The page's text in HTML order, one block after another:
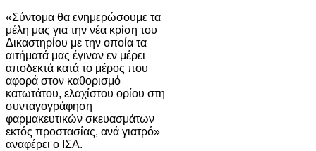
«Σύντομα θα ενημερώσουμε τα
μέλη μας για την νέα κρίση του
Δικαστηρίου με την οποία τα
αιτήματά μας έγιναν εν μέρει
αποδεκτά κατά το μέρος που
αφορά στον καθορισμό
κατωτάτου, ελαχίστου ορίου στη
συνταγογράφηση
φαρμακευτικών σκευασμάτων
εκτός προστασίας, ανά γιατρό»
αναφέρει ο ΙΣΑ.